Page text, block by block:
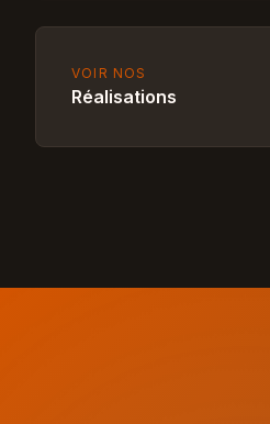
VOIR NOS
Réalisations